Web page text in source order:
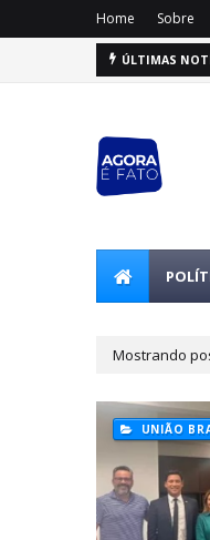
Home Sobre
ÚLTIMAS
Mostrando
UNIÃO